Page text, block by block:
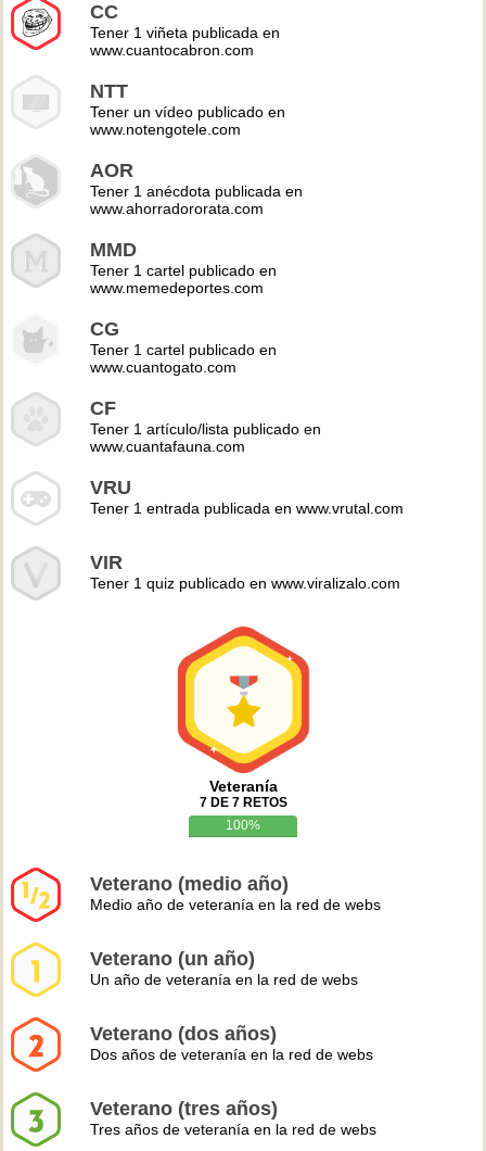
CC
Tener 1 viñeta publicada en
www.cuantocabron.com
NTT
Tener un vídeo publicado en
www.notengotele.com
AOR
Tener 1 anécdota publicada en
www.ahorradororata.com
MMD
Tener 1 cartel publicado en
www.memedeportes.com
CG
Tener 1 cartel publicado en
www.cuantogato.com
CF
Tener 1 artículo/lista publicado en
www.cuantafauna.com
VRU
Tener 1 entrada publicada en www.vrutal.com
VIR
Tener 1 quiz publicado en www.viralizalo.com
Veteranía
7 DE 7 RETOS
100%
Veterano (medio año)
Medio año de veteranía en la red de webs
Veterano (un año)
Un año de veteranía en la red de webs
Veterano (dos años)
Dos años de veteranía en la red de webs
Veterano (tres años)
Tres años de veteranía en la red de webs